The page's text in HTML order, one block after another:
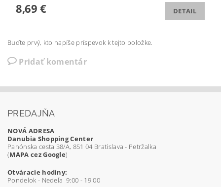
8,69 € DETAIL
Buďte prvý, kto napíše príspevok k tejto položke.
Pridať komentár
PREDAJŇA
NOVÁ ADRESA
Danubia Shopping Center
Panónska cesta 38/A, 851 04 Bratislava - Petržalka
(MAPA cez Google)
Otváracie hodiny:
Pondelok - Nedeľa 9:00 - 19:00